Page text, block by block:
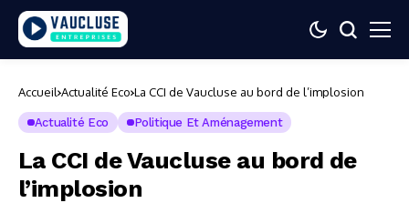
Accueil Actualité Eco La CCI de Vaucluse au bord de l’implosion
Actualité Eco Politique Et Aménagement
La CCI de Vaucluse au bord de
l’implosion